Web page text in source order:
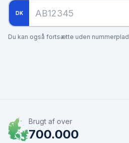
DK
Du kan også fortsætte uden
Brugt af over
700.000